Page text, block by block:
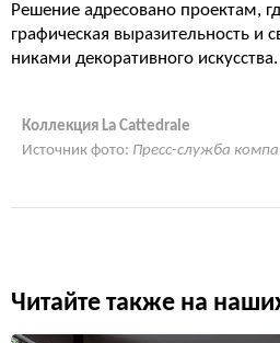
Решение адресовано проектам,
графическая выразительность и
никами декоративного искусства.
Коллекция La Cattedrale
Источник фото: Пресс-служба
Читайте также на